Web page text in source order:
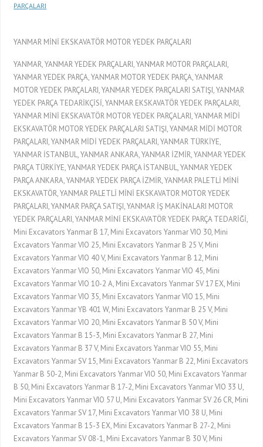
PARÇALARI
YANMAR MİNİ EKSKAVATÖR MOTOR YEDEK PARÇALARI
YANMAR, YANMAR YEDEK PARÇALARI, YANMAR MOTOR PARÇALARI,
YANMAR YEDEK PARÇA, YANMAR MOTOR YEDEK PARÇA, YANMAR
MOTOR YEDEK PARÇALARI, YANMAR YEDEK PARÇALARI SATIŞI, YANMAR
YEDEK PARÇA TEDARİKÇİSİ, YANMAR EKSKAVATÖR YEDEK PARÇALARI,
YANMAR MİNİ EKSKAVATÖR MOTOR YEDEK PARÇALARI, YANMAR MİDİ
EKSKAVATÖR MOTOR YEDEK PARÇALARI SATIŞI, YANMAR MİDİ MOTOR
PARÇALARI, YANMAR MİDİ YEDEK PARÇALARI, YANMAR TÜRKİYE,
YANMAR İSTANBUL, YANMAR ANKARA, YANMAR İZMİR, YANMAR YEDEK
PARÇA TÜRKİYE, YANMAR YEDEK PARÇA İSTANBUL, YANMAR YEDEK
PARÇA ANKARA, YANMAR YEDEK PARÇA İZMİR, YANMAR PALETLİ MİNİ
EKSKAVATÖR, YANMAR PALETLİ MİNİ EKSKAVATOR MOTOR YEDEK
PARÇALARI, YANMAR PARÇA SATIŞI, YANMAR İŞ MAKİNALARI MOTOR
YEDEK PARÇALARI, YANMAR MİNİ EKSKAVATÖR YEDEK PARÇA TEDARİĞİ,
Mini Excavators Yanmar B 17, Mini Excavators Yanmar VIO 30, Mini
Excavators Yanmar VIO 25, Mini Excavators Yanmar B 25 V, Mini
Excavators Yanmar VIO 40 V, Mini Excavators Yanmar B 12, Mini
Excavators Yanmar VIO 50, Mini Excavators Yanmar VIO 45, Mini
Excavators Yanmar VIO 10-2 A, Mini Excavators Yanmar SV 17 EX, Mini
Excavators Yanmar VIO 35, Mini Excavators Yanmar VIO 15, Mini
Excavators Yanmar YB 401 W, Mini Excavators Yanmar B 25 V, Mini
Excavators Yanmar VIO 20, Mini Excavators Yanmar B 50 V, Mini
Excavators Yanmar B 15-3, Mini Excavators Yanmar B 27, Mini
Excavators Yanmar B 37 V, Mini Excavators Yanmar VIO 55, Mini
Excavators Yanmar SV 15, Mini Excavators Yanmar B 22, Mini Excavators
Yanmar B 50-2, Mini Excavators Yanmar VIO 50, Mini Excavators Yanmar
B 50, Mini Excavators Yanmar B 17-2, Mini Excavators Yanmar VIO 33 U,
Mini Excavators Yanmar VIO 57 U, Mini Excavators Yanmar SV 26 CR, Mini
Excavators Yanmar SV 17, Mini Excavators Yanmar VIO 38 U, Mini
Excavators Yanmar B 15-3 EX, Mini Excavators Yanmar B 27-2, Mini
Excavators Yanmar SV 08-1, Mini Excavators Yanmar B 30 V, Mini